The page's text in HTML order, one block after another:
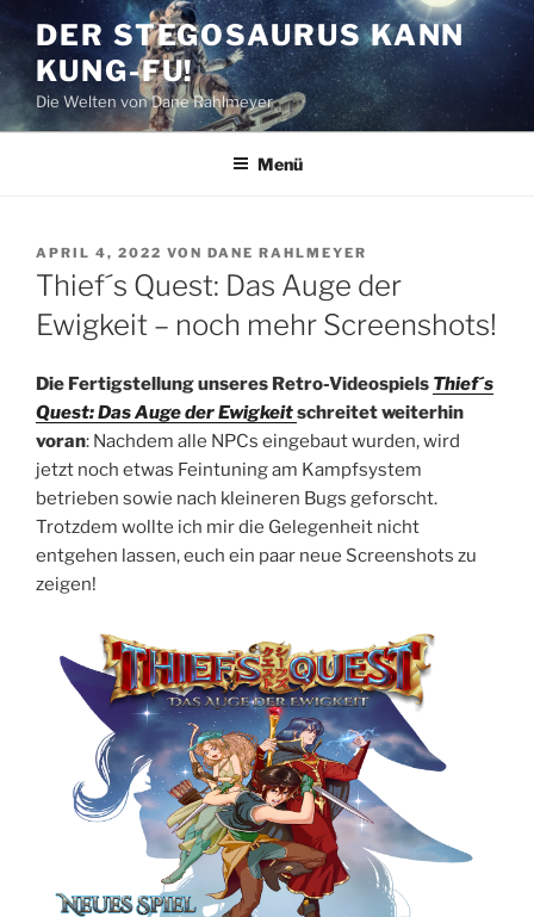
Zum
Inhalt
springen
DER STEGOSAURUS KANN
KUNG-FU!
Die Welten von Dane Rahlmeyer
Menü
VERÖFFENTLICHT
AM
APRIL 4, 2022 VON DANE RAHLMEYER
Thief´s Quest: Das Auge der
Ewigkeit – noch mehr Screenshots!
Die Fertigstellung unseres Retro-Videospiels Thief´s
Quest: Das Auge der Ewigkeitschreitet weiterhin
voran: Nachdem alle NPCs eingebaut wurden, wird
jetzt noch etwas Feintuning am Kampfsystem
betrieben sowie nach kleineren Bugs geforscht.
Trotzdem wollte ich mir die Gelegenheit nicht
entgehen lassen, euch ein paar neue Screenshots zu
zeigen!